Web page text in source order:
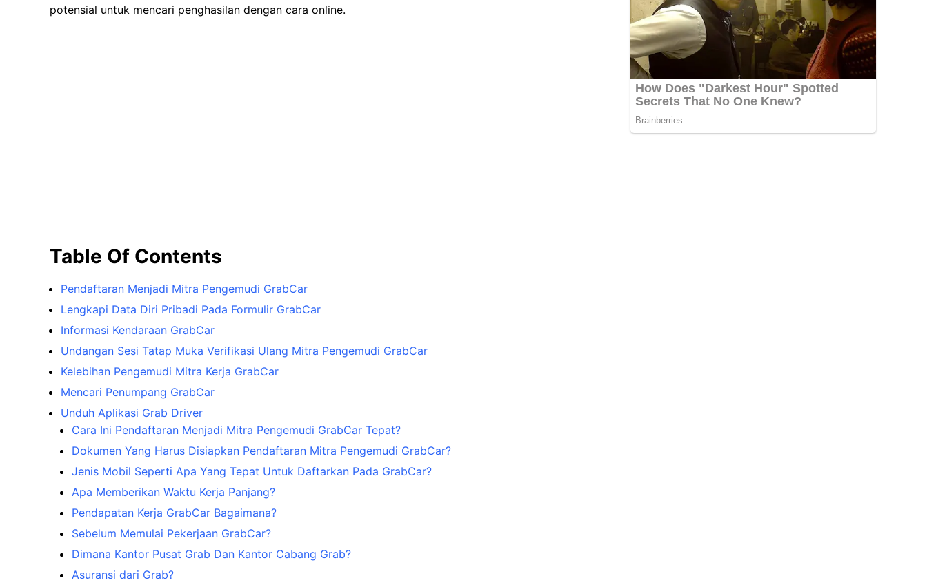
potensial untuk mencari penghasilan dengan cara online.
Table Of Contents
Pendaftaran Menjadi Mitra Pengemudi GrabCar
Lengkapi Data Diri Pribadi Pada Formulir GrabCar
Informasi Kendaraan GrabCar
Undangan Sesi Tatap Muka Verifikasi Ulang Mitra Pengemudi GrabCar
Kelebihan Pengemudi Mitra Kerja GrabCar
Mencari Penumpang GrabCar
Unduh Aplikasi Grab Driver
Cara Ini Pendaftaran Menjadi Mitra Pengemudi GrabCar Tepat?
Dokumen Yang Harus Disiapkan Pendaftaran Mitra Pengemudi GrabCar?
Jenis Mobil Seperti Apa Yang Tepat Untuk Daftarkan Pada GrabCar?
Apa Memberikan Waktu Kerja Panjang?
Pendapatan Kerja GrabCar Bagaimana?
Sebelum Memulai Pekerjaan GrabCar?
Dimana Kantor Pusat Grab Dan Kantor Cabang Grab?
Asuransi dari Grab?